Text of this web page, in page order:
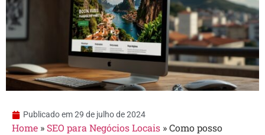
Publicado em29 de julho de 2024
Home » SEO para Negócios Locais »Como posso